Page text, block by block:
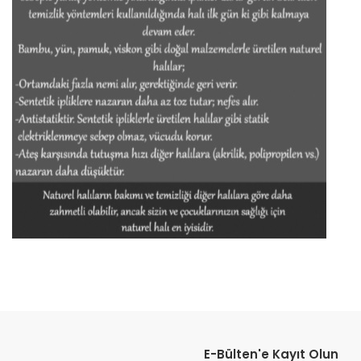
Ürün resmi kalitesiz, bozuk veya görüntülenemiyor.
E-Bülten'e Kayıt Olun